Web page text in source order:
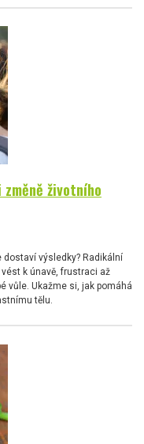
životního
dostaví výsledky? Radikální
k únavě, frustraci až
vůle. Ukažme si, jak pomáhá
tělu.